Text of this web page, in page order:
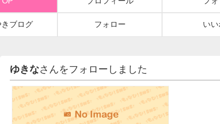
ブログ フォロー いい
ゆきなさんをフォローしました